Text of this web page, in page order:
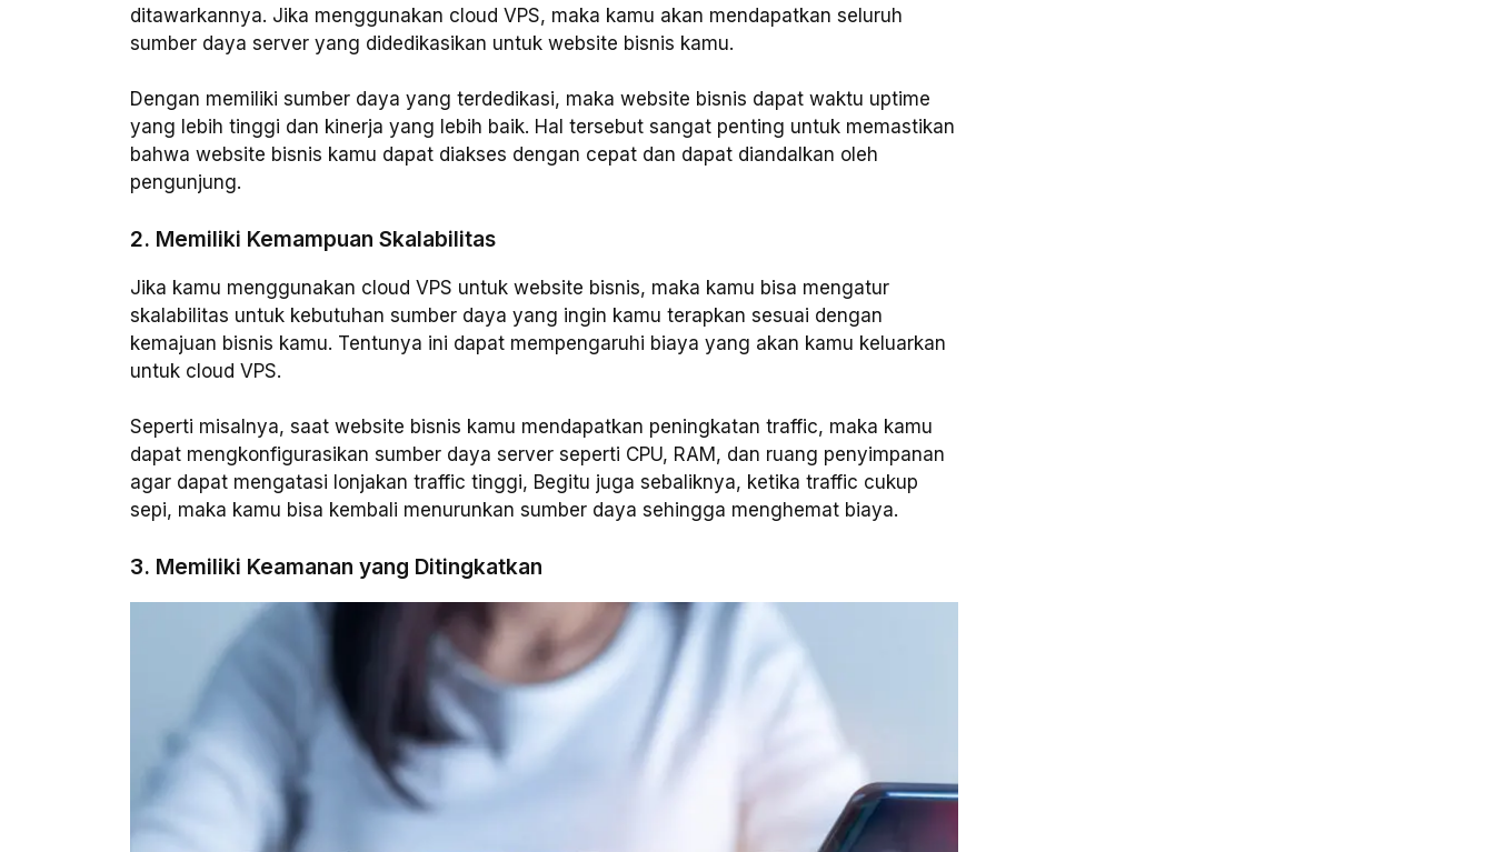
ditawarkannya. Jika menggunakan cloud VPS, maka kamu akan mendapatkan seluruh
sumber daya server yang didedikasikan untuk website bisnis kamu.
Dengan memiliki sumber daya yang terdedikasi, maka website bisnis dapat waktu uptime
yang lebih tinggi dan kinerja yang lebih baik. Hal tersebut sangat penting untuk memastikan
bahwa website bisnis kamu dapat diakses dengan cepat dan dapat diandalkan oleh
pengunjung.
2. Memiliki Kemampuan Skalabilitas
Jika kamu menggunakan cloud VPS untuk website bisnis, maka kamu bisa mengatur
skalabilitas untuk kebutuhan sumber daya yang ingin kamu terapkan sesuai dengan
kemajuan bisnis kamu. Tentunya ini dapat mempengaruhi biaya yang akan kamu keluarkan
untuk cloud VPS.
Seperti misalnya, saat website bisnis kamu mendapatkan peningkatan traffic, maka kamu
dapat mengkonfigurasikan sumber daya server seperti CPU, RAM, dan ruang penyimpanan
agar dapat mengatasi lonjakan traffic tinggi, Begitu juga sebaliknya, ketika traffic cukup
sepi, maka kamu bisa kembali menurunkan sumber daya sehingga menghemat biaya.
3. Memiliki Keamanan yang Ditingkatkan